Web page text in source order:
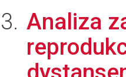
Analiza